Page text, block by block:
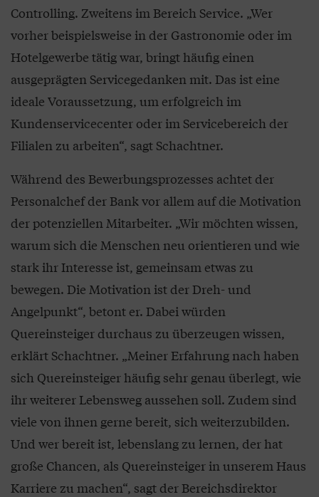
Controlling. Zweitens im Bereich Service. „Wer
vorher beispielsweise in der Gastronomie oder im
Hotelgewerbe tätig war, bringt häufig einen
ausgeprägten Servicegedanken mit. Das ist eine
ideale Voraussetzung, um erfolgreich im
Kundenservicecenter oder im Servicebereich der
Filialen zu arbeiten“, sagt Schachtner.
Während des Bewerbungsprozesses achtet der
Personalchef der Bank vor allem auf die Motivation
der potenziellen Mitarbeiter. „Wir möchten wissen,
warum sich die Menschen neu orientieren und wie
stark ihr Interesse ist, gemeinsam etwas zu
bewegen. Die Motivation ist der Dreh- und
Angelpunkt“, betont er. Dabei würden
Quereinsteiger durchaus zu überzeugen wissen,
erklärt Schachtner. „Meiner Erfahrung nach haben
sich Quereinsteiger häufig sehr genau überlegt, wie
ihr weiterer Lebensweg aussehen soll. Zudem sind
viele von ihnen gerne bereit, sich weiterzubilden.
Und wer bereit ist, lebenslang zu lernen, der hat
große Chancen, als Quereinsteiger in unserem Haus
Karriere zu machen“, sagt der Bereichsdirektor